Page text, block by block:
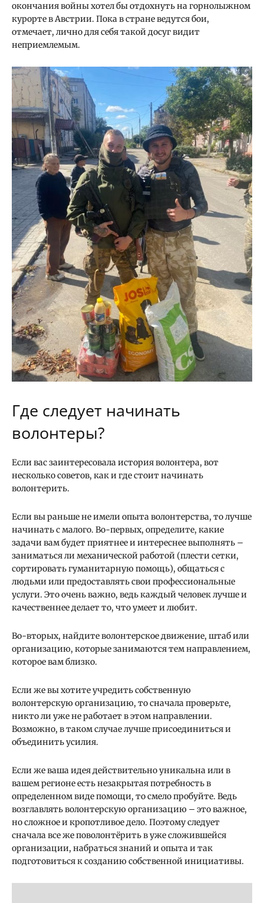
окончания войны хотел бы отдохнуть на горнолыжном
курорте в Австрии. Пока в стране ведутся бои,
отмечает, лично для себя такой досуг видит
неприемлемым.
Где следует начинать
волонтеры?
Если вас заинтересовала история волонтера, вот
несколько советов, как и где стоит начинать
волонтерить.
Если вы раньше не имели опыта волонтерства, то лучше
начинать с малого. Во-первых, определите, какие
задачи вам будет приятнее и интереснее выполнять –
заниматься ли механической работой (плести сетки,
сортировать гуманитарную помощь), общаться с
людьми или предоставлять свои профессиональные
услуги. Это очень важно, ведь каждый человек лучше и
качественнее делает то, что умеет и любит.
Во-вторых, найдите волонтерское движение, штаб или
организацию, которые занимаются тем направлением,
которое вам близко.
Если же вы хотите учредить собственную
волонтерскую организацию, то сначала проверьте,
никто ли уже не работает в этом направлении.
Возможно, в таком случае лучше присоединиться и
объединить усилия.
Если же ваша идея действительно уникальна или в
вашем регионе есть незакрытая потребность в
определенном виде помощи, то смело пробуйте. Ведь
возглавлять волонтерскую организацию – это важное,
но сложное и кропотливое дело. Поэтому следует
сначала все же поволонтёрить в уже сложившейся
организации, набраться знаний и опыта и так
подготовиться к созданию собственной инициативы.